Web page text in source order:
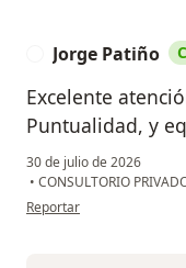
Jorge Patiño
Excelente
Puntualidad, y
30 de julio de 2026
• CONSULTORIO
en opinión del usuario
Reportar